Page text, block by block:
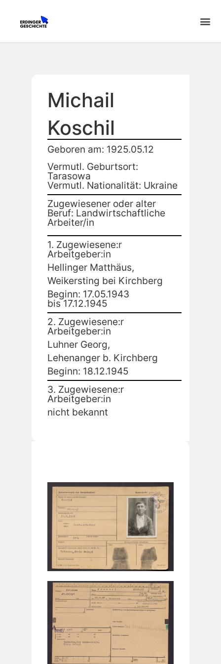
Michail
Koschil
Geboren am: 1925.05.12
Vermutl. Geburtsort:
Tarasowa
Vermutl. Nationalität: Ukraine
Zugewiesener oder alter
Beruf: Landwirtschaftliche
Arbeiter/in
1. Zugewiesene:r
Arbeitgeber:in
Hellinger Matthäus,
Weikersting bei Kirchberg
Beginn: 17.05.1943
bis 17.12.1945
2. Zugewiesene:r
Arbeitgeber:in
Luhner Georg,
Lehenanger b. Kirchberg
Beginn: 18.12.1945
3. Zugewiesene:r
Arbeitgeber:in
nicht bekannt